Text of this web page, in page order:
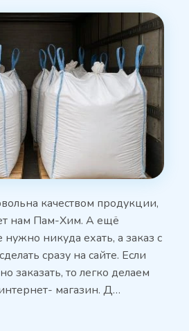
качеством продукции,
нам Пам-Хим. А ещё
нужно никуда ехать, а заказ с
сразу на сайте. Если
заказать, то легко делаем
магазин. Д…